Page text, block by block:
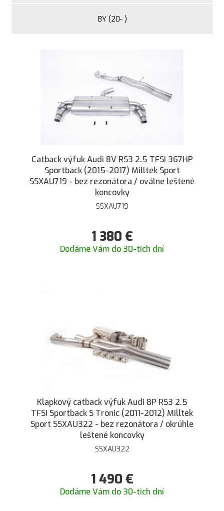
8Y (20- )
Catback výfuk Audi 8V RS3 2.5 TFSI 367HP
Sportback (2015-2017) Milltek Sport
SSXAU719 - bez rezonátora / oválne leštené
koncovky
SSXAU719
1 380 €
Dodáme Vám do 30-tich dní
Klapkový catback výfuk Audi 8P RS3 2.5
TFSI Sportback S Tronic (2011-2012) Milltek
Sport SSXAU322 - bez rezonátora / okrúhle
leštené koncovky
SSXAU322
1 490 €
Dodáme Vám do 30-tich dní